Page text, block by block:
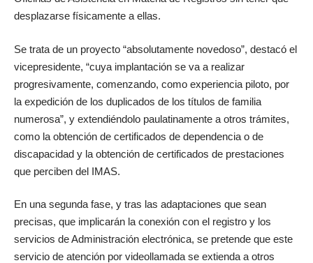
desplazarse físicamente a ellas.
Se trata de un proyecto “absolutamente novedoso”, destacó el
vicepresidente, “cuya implantación se va a realizar
progresivamente, comenzando, como experiencia piloto, por
la expedición de los duplicados de los títulos de familia
numerosa”, y extendiéndolo paulatinamente a otros trámites,
como la obtención de certificados de dependencia o de
discapacidad y la obtención de certificados de prestaciones
que perciben del IMAS.
En una segunda fase, y tras las adaptaciones que sean
precisas, que implicarán la conexión con el registro y los
servicios de Administración electrónica, se pretende que este
servicio de atención por videollamada se extienda a otros